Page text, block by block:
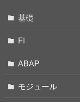
基礎
FI
ABAP
モジュール